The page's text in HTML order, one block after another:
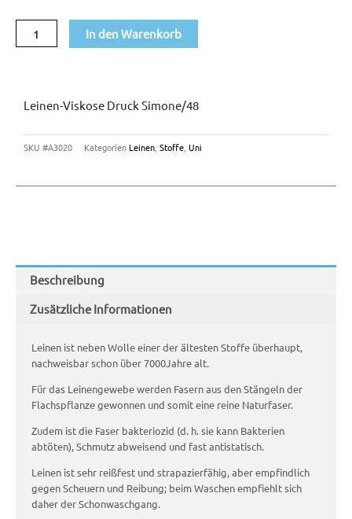
Menge
In den Warenkorb
Leinen-Viskose Druck Simone/48
SKU #A3020 Kategorien Leinen Stoffe Uni
Beschreibung
Zusätzliche Informationen
Leinen ist neben Wolle einer der ältesten Stoffe überhaupt,
nachweisbar schon über 7000Jahre alt.
Für das Leinengewebe werden Fasern aus den Stängeln der
Flachspflanze gewonnen und somit eine reine Naturfaser.
Zudem ist die Faser bakteriozid (d. h. sie kann Bakterien
abtöten), Schmutz abweisend und fast antistatisch.
Leinen ist sehr reißfest und strapazierfähig, aber empfindlich
gegen Scheuern und Reibung; beim Waschen empfiehlt sich
daher der Schonwaschgang.